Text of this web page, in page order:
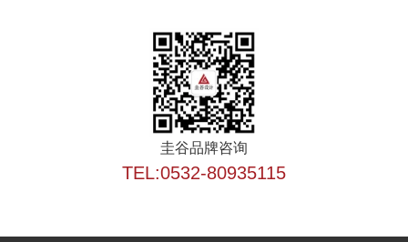
圭谷品牌咨询
TEL:0532-80935115